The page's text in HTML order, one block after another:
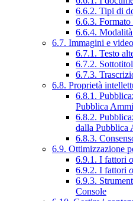
6.6.2. Tipi di
6.6.3.
6.6.4.
6.7. Immagini e video
6.7.1. Testo
6.7.2.
6.7.3.
6.8. Proprietà
6.8.1.
Pubblica
6.8.2.
dalla Pubblica
6.8.3.
6.9. Ottimizzazione
6.9.1. I fattori
6.9.2. I fattori
6.9.3.
Console